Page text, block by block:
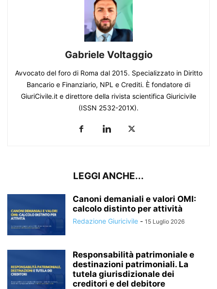
Gabriele Voltaggio
Avvocato del foro di Roma dal 2015. Specializzato in Diritto
Bancario e Finanziario, NPL e Crediti. È fondatore di
GiuriCivile.it e direttore della rivista scientifica Giuricivile
(ISSN 2532-201X).
LEGGI ANCHE...
Canoni demaniali e valori OMI:
calcolo distinto per attività
Redazione Giuricivile - 15 Luglio 2026
Responsabilità patrimoniale e
destinazioni patrimoniali. La
tutela giurisdizionale dei
creditori e del debitore